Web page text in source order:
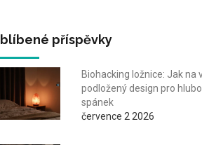
příspěvky
Biohacking ložnice: Jak na
podložený design pro
spánek
července 2 2026